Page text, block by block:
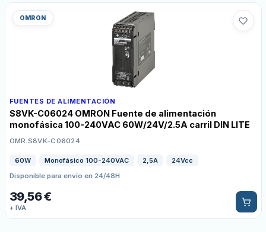
OMRON
FUENTES DE ALIMENTACIÓN
S8VK-C06024 OMRON Fuente de alimentación
monofásica 100-240VAC 60W/24V/2.5A carril DIN LITE
OMR.S8VK-C06024
60W Monofásico 100-240VAC 2,5A
24Vcc
Disponible para envío en 24/48H
39,56€
+ IVA